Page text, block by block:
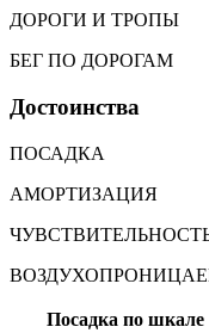
ДОРОГИ И ТРОПЫ
БЕГ ПО ДОРОГАМ
Достоинства
ПОСАДКА
АМОРТИЗАЦИЯ
Посадка по шкале